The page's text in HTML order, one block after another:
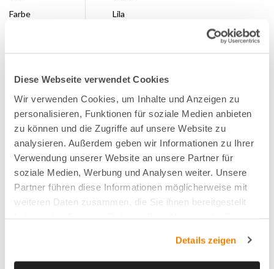
Diese Webseite verwendet Cookies
Wir verwenden Cookies, um Inhalte und Anzeigen zu
personalisieren, Funktionen für soziale Medien anbieten
zu können und die Zugriffe auf unsere Website zu
analysieren. Außerdem geben wir Informationen zu Ihrer
Verwendung unserer Website an unsere Partner für
soziale Medien, Werbung und Analysen weiter. Unsere
Partner führen diese Informationen möglicherweise mit
weiteren Daten zusammen, die Sie ihnen bereitgestellt
Details zeigen
Farbe
Lila
Veredler
Dümmen Orange
Erhältlich
Ganze Saison
FAVORITE